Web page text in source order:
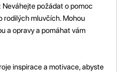
požádat o pomoc
rodilých mluvčích. Mohou
a opravy a pomáhat vám
inspirace a motivace, abyste